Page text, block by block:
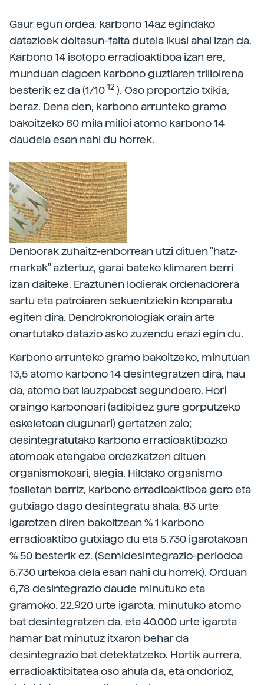
Gaur egun ordea, karbono 14az egindako
datazioek doitasun-falta dutela ikusi ahal izan da.
Karbono 14 isotopo erradioaktiboa izan ere,
munduan dagoen karbono guztiaren trilioirena
besterik ez da (1/10 12 ). Oso proportzio txikia,
beraz. Dena den, karbono arrunteko gramo
bakoitzeko 60 mila milioi atomo karbono 14
daudela esan nahi du horrek.
Denborak zuhaitz-enborrean utzi dituen "hatz-
markak" aztertuz, garai bateko klimaren berri
izan daiteke. Eraztunen lodierak ordenadorera
sartu eta patroiaren sekuentziekin konparatu
egiten dira. Dendrokronologiak orain arte
onartutako datazio asko zuzendu erazi egin du.
Karbono arrunteko gramo bakoitzeko, minutuan
13,5 atomo karbono 14 desintegratzen dira, hau
da, atomo bat lauzpabost segundoero. Hori
oraingo karbonoari (adibidez gure gorputzeko
eskeletoan dugunari) gertatzen zaio;
desintegratutako karbono erradioaktibozko
atomoak etengabe ordezkatzen dituen
organismokoari, alegia. Hildako organismo
fosiletan berriz, karbono erradioaktiboa gero eta
gutxiago dago desintegratu ahala. 83 urte
igarotzen diren bakoitzean % 1 karbono
erradioaktibo gutxiago du eta 5.730 igarotakoan
% 50 besterik ez. (Semidesintegrazio-periodoa
5.730 urtekoa dela esan nahi du horrek). Orduan
6,78 desintegrazio daude minutuko eta
gramoko. 22.920 urte igarota, minutuko atomo
bat desintegratzen da, eta 40.000 urte igarota
hamar bat minutuz itxaron behar da
desintegrazio bat detektatzeko. Hortik aurrera,
erradioaktibitatea oso ahula da, eta ondorioz,